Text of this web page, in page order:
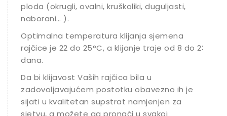
ploda (okrugli, ovalni, kruškoliki, duguljasti,
naborani… ).
Optimalna temperatura klijanja sjemena
rajčice je 22 do 25°C, a klijanje traje od 8 do 23
dana.
Da bi klijavost Vaših rajčica bila u
zadovoljavajućem postotku obavezno ih je
sijati u kvalitetan supstrat namjenjen za
sjetvu, a možete ga pronaći u svakoj